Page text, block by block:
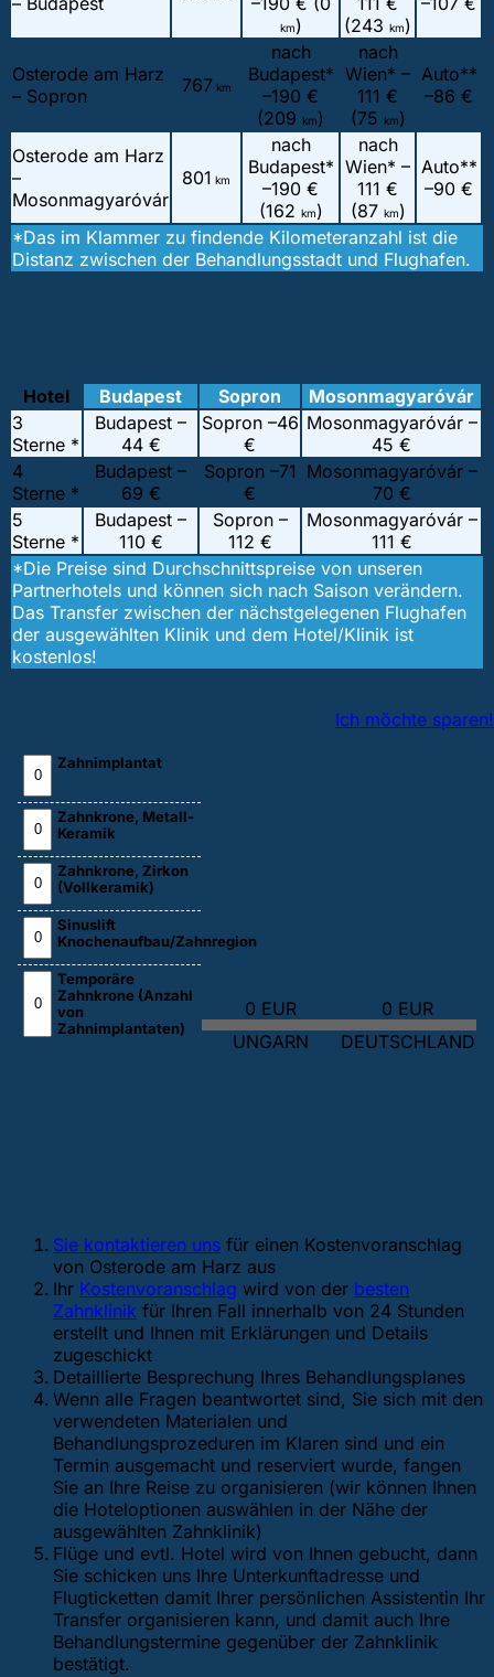
km)
(243 km)
Osterode am Harz
– Sopron
767 km
nach
Budapest*
–190 €
(209 km)
nach
Wien* –
111 €
(75 km)
Auto**
–86 €
Osterode am Harz
–
Mosonmagyaróvár
801 km
nach
Budapest*
–190 €
(162 km)
nach
Wien* –
111 €
(87 km)
Auto**
–90 €
*Das im Klammer zu findende Kilometeranzahl ist die
Distanz zwischen der Behandlungsstadt und Flughafen.
Hotel Budapest Sopron
Mosonmagyaróvár
3
Sterne *
Budapest –
44 €
Sopron –46
€
Mosonmagyaróvár –
45 €
4
Sterne *
Budapest –
69 €
Sopron –71
€
Mosonmagyaróvár –
70 €
5
Sterne *
Budapest –
110 €
Sopron –
112 €
Mosonmagyaróvár –
111 €
*Die Preise sind Durchschnittspreise von unseren
Partnerhotels und können sich nach Saison verändern.
Das Transfer zwischen der nächstgelegenen Flughafen
der ausgewählten Klinik und dem Hotel/Klinik ist
kostenlos!
Ich möchte sparen!
Zahnimplantat
Zahnkrone, Metall-
Keramik
Zahnkrone, Zirkon
(Vollkeramik)
Sinuslift
Knochenaufbau/Zahnregion
Temporäre
Zahnkrone (Anzahl
von
Zahnimplantaten)
0 EUR
UNGARN
0 EUR
DEUTSCHLAND
Sie kontaktieren uns für einen Kostenvoranschlag
von Osterode am Harz aus
Ihr Kostenvoranschlag wird von der besten
Zahnklinik für Ihren Fall innerhalb von 24 Stunden
erstellt und Ihnen mit Erklärungen und Details
zugeschickt
Detaillierte Besprechung Ihres Behandlungsplanes
Wenn alle Fragen beantwortet sind, Sie sich mit den
verwendeten Materialen und
Behandlungsprozeduren im Klaren sind und ein
Termin ausgemacht und reserviert wurde, fangen
Sie an Ihre Reise zu organisieren (wir können Ihnen
die Hoteloptionen auswählen in der Nähe der
ausgewählten Zahnklinik)
Flüge und evtl. Hotel wird von Ihnen gebucht, dann
Sie schicken uns Ihre Unterkunftadresse und
Flugticketten damit Ihrer persönlichen Assistentin Ihr
Transfer organisieren kann, und damit auch Ihre
Behandlungstermine gegenüber der Zahnklinik
bestätigt.